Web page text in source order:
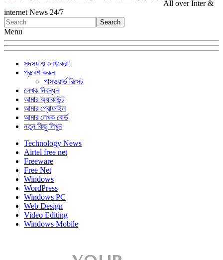
All over Inter &
internet News 24/7
Menu
সদস্য ও লেখকেরা
প্রবেশ করুন
পাসওয়ার্ড রিসেট
লেখক নিবন্ধন
আমার অ্যাকাউন্ট
আমার প্রোফাইল
আমার লেখক বোর্ড
নতুন কিছু লিখুন
Technology News
Airtel free net
Freeware
Free Net
Windows
WordPress
Windows PC
Web Design
Video Editing
Windows Mobile